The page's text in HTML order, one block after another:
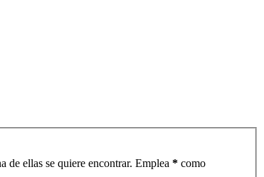
de ellas se quiere encontrar. Emplea * como